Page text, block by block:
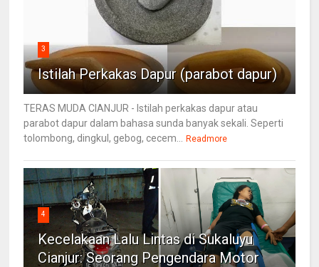
3
Istilah Perkakas Dapur (parabot dapur)
TERAS MUDA CIANJUR - Istilah perkakas dapur atau
parabot dapur dalam bahasa sunda banyak sekali. Seperti
tolombong, dingkul, gebog, cecem...
Readmore
4
Kecelakaan Lalu Lintas di Sukaluyu
Cianjur: Seorang Pengendara Motor